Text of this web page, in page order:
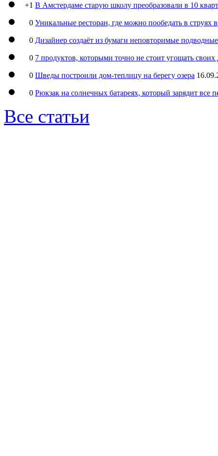
+1 В Амстердаме старую школу преобразовали в 10
0 Уникальные ресторан, где можно пообедать в струях
0 Дизайнер создаёт из бумаги неповторимые
0 7 продуктов, которыми точно не стоит угощать
0 Шведы построили дом-теплицу на берегу озера
0 Рюкзак на солнечных батареях, который зарядит все
Все статьи